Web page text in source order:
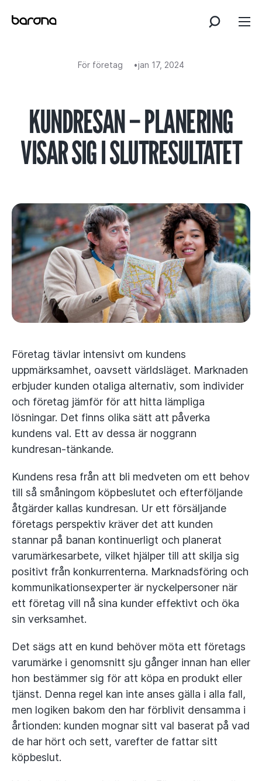
För företag jan 17, 2024
KUNDRESAN – PLANERING
VISAR SIG I SLUTRESULTATET
Företag tävlar intensivt om kundens
uppmärksamhet, oavsett världsläget. Marknaden
erbjuder kunden otaliga alternativ, som individer
och företag jämför för att hitta lämpliga
lösningar. Det finns olika sätt att påverka
kundens val. Ett av dessa är noggrann
kundresan-tänkande.
Kundens resa från att bli medveten om ett behov
till så småningom köpbeslutet och efterföljande
åtgärder kallas kundresan. Ur ett försäljande
företags perspektiv kräver det att kunden
stannar på banan kontinuerligt och planerat
varumärkesarbete, vilket hjälper till att skilja sig
positivt från konkurrenterna. Marknadsföring och
kommunikationsexperter är nyckelpersoner när
ett företag vill nå sina kunder effektivt och öka
sin verksamhet.
Det sägs att en kund behöver möta ett företags
varumärke i genomsnitt sju gånger innan han eller
hon bestämmer sig för att köpa en produkt eller
tjänst. Denna regel kan inte anses gälla i alla fall,
men logiken bakom den har förblivit densamma i
årtionden: kunden mognar sitt val baserat på vad
de har hört och sett, varefter de fattar sitt
köpbeslut.